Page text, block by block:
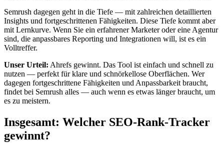
Semrush dagegen geht in die Tiefe — mit zahlreichen detaillierten
Insights und fortgeschrittenen Fähigkeiten. Diese Tiefe kommt aber
mit Lernkurve. Wenn Sie ein erfahrener Marketer oder eine Agentur
sind, die anpassbares Reporting und Integrationen will, ist es ein
Volltreffer.
Unser Urteil: Ahrefs gewinnt. Das Tool ist einfach und schnell zu
nutzen — perfekt für klare und schnörkellose Oberflächen. Wer
dagegen fortgeschrittene Fähigkeiten und Anpassbarkeit braucht,
findet bei Semrush alles — auch wenn es etwas länger braucht, um
es zu meistern.
Insgesamt: Welcher SEO-Rank-Tracker
gewinnt?